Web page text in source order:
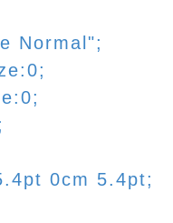
Normal";
0cm 5.4pt;